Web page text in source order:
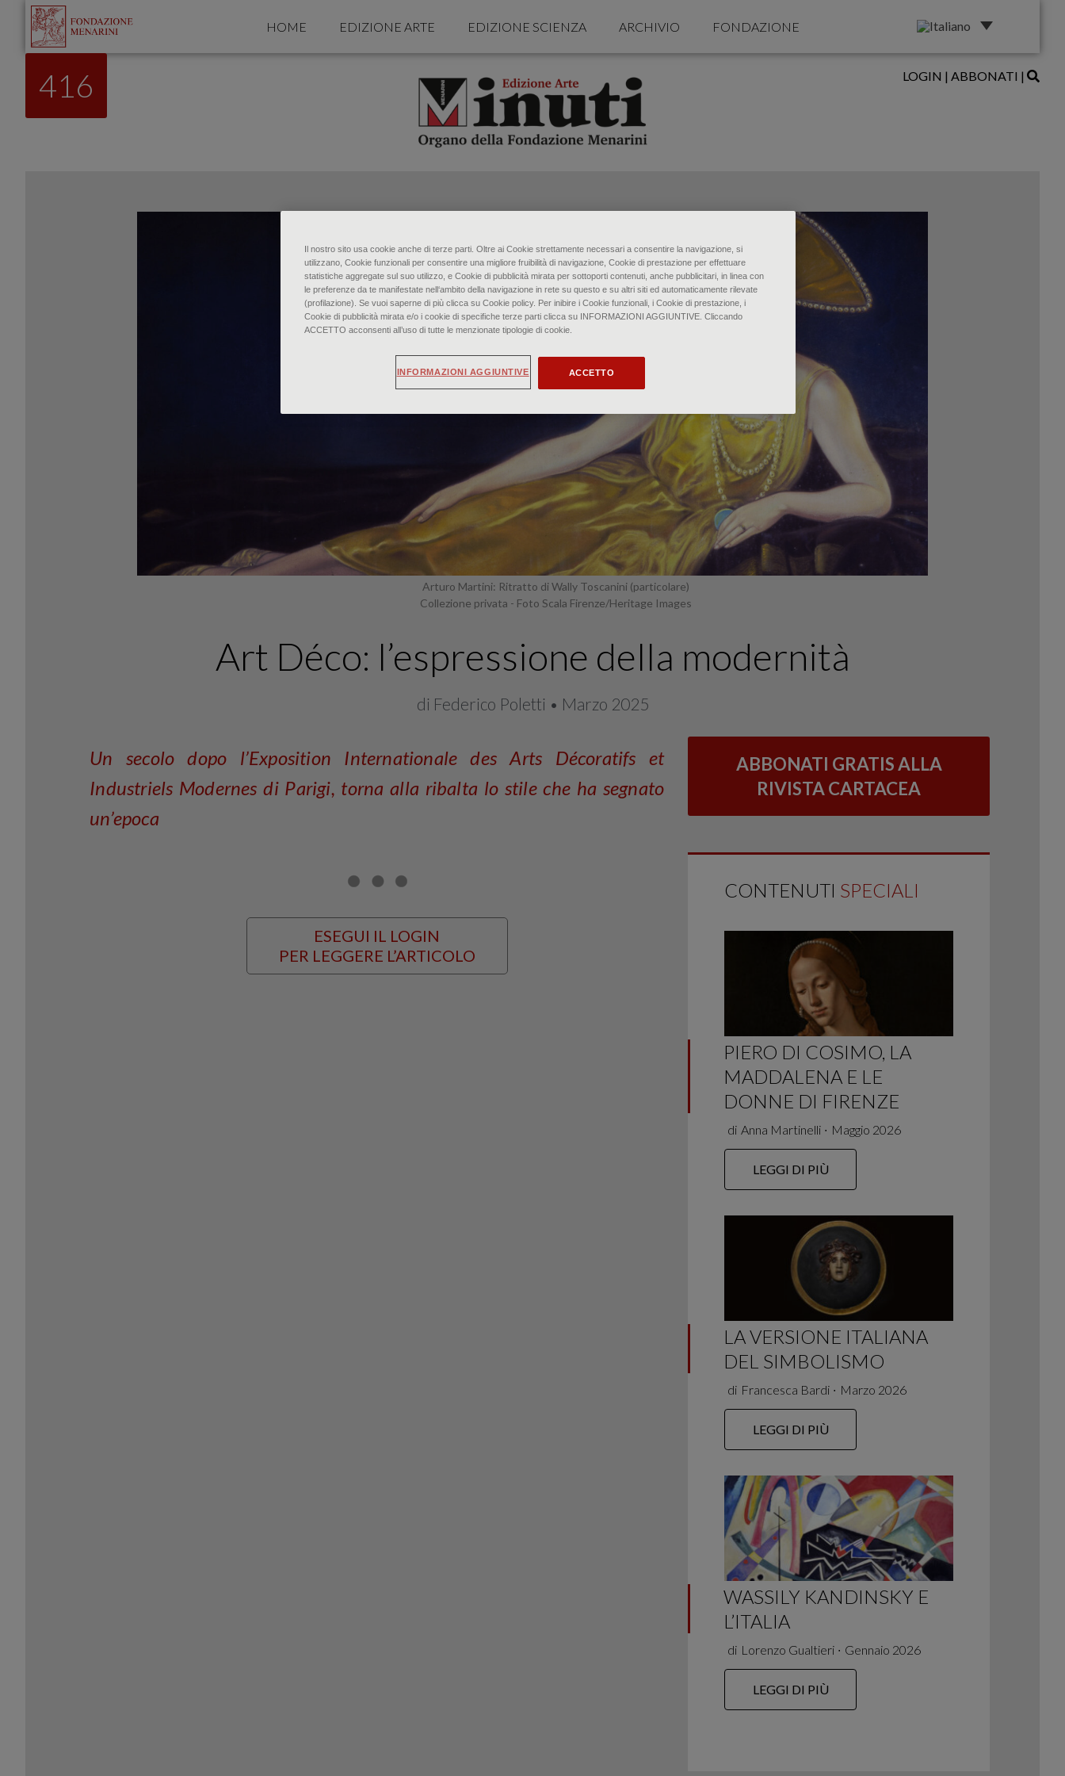
HOME EDIZIONE ARTE EDIZIONE SCIENZA ARCHIVIO FONDAZIONE
416 LOGIN | ABBONATI |
Arturo Martini: Ritratto di Wally Toscanini (particolare)
Collezione privata - Foto Scala Firenze/Heritage Images
Art Déco: l’espressione della modernità
di Federico Poletti • Marzo 2025
Un secolo dopo l’Exposition Internationale des Arts Décoratifs et
Industriels Modernes di Parigi, torna alla ribalta lo stile che ha segnato
un’epoca
ESEGUI IL LOGIN
PER LEGGERE L’ARTICOLO
ABBONATI GRATIS ALLA
RIVISTA CARTACEA
CONTENUTI SPECIALI
PIERO DI COSIMO, LA
MADDALENA E LE
DONNE DI FIRENZE
di Anna Martinelli ∙ Maggio 2026
LEGGI DI PIÙ
LA VERSIONE ITALIANA
DEL SIMBOLISMO
di Francesca Bardi ∙ Marzo 2026
LEGGI DI PIÙ
WASSILY KANDINSKY E
L’ITALIA
di Lorenzo Gualtieri ∙ Gennaio 2026
LEGGI DI PIÙ
Il nostro sito usa cookie anche di terze parti. Oltre ai Cookie strettamente necessari a consentire la navigazione, si
utilizzano, Cookie funzionali per consentire una migliore fruibilità di navigazione, Cookie di prestazione per effettuare
statistiche aggregate sul suo utilizzo, e Cookie di pubblicità mirata per sottoporti contenuti, anche pubblicitari, in linea con
le preferenze da te manifestate nell‘ambito della navigazione in rete su questo e su altri siti ed automaticamente rilevate
(profilazione). Se vuoi saperne di più clicca su Cookie policy. Per inibire i Cookie funzionali, i Cookie di prestazione, i
Cookie di pubblicità mirata e/o i cookie di specifiche terze parti clicca su INFORMAZIONI AGGIUNTIVE. Cliccando
ACCETTO acconsenti all’uso di tutte le menzionate tipologie di cookie.
ACCETTO
INFORMAZIONI AGGIUNTIVE